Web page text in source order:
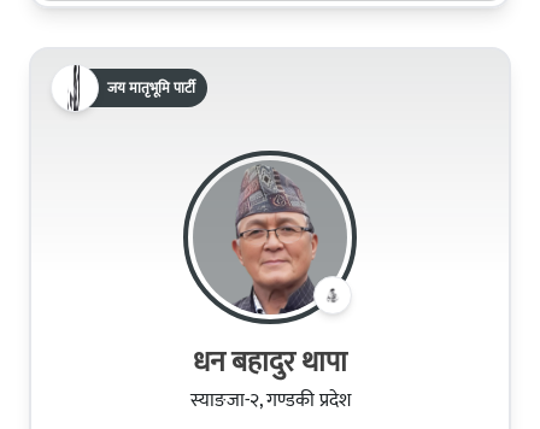
जय मातृभूमि पार्टी
धन बहादुर थापा
स्याङजा-२, गण्डकी प्रदेश